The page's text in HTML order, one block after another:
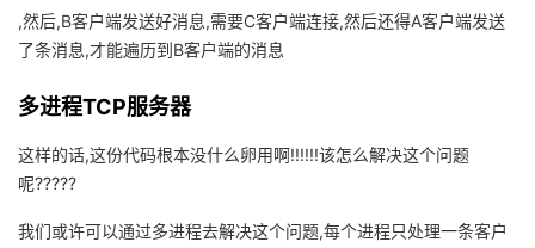
,然后,B客户端发送好消息,需要C客户端连接,然后还得A客户端发送
了条消息,才能遍历到B客户端的消息
多进程TCP服务器
这样的话,这份代码根本没什么卵用啊!!!!!!该怎么解决这个问题
呢?????
我们或许可以通过多进程去解决这个问题,每个进程只处理一条客户